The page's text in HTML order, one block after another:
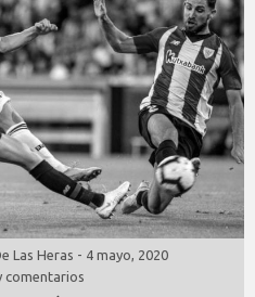
Las Heras - 4 mayo, 2020
comentarios